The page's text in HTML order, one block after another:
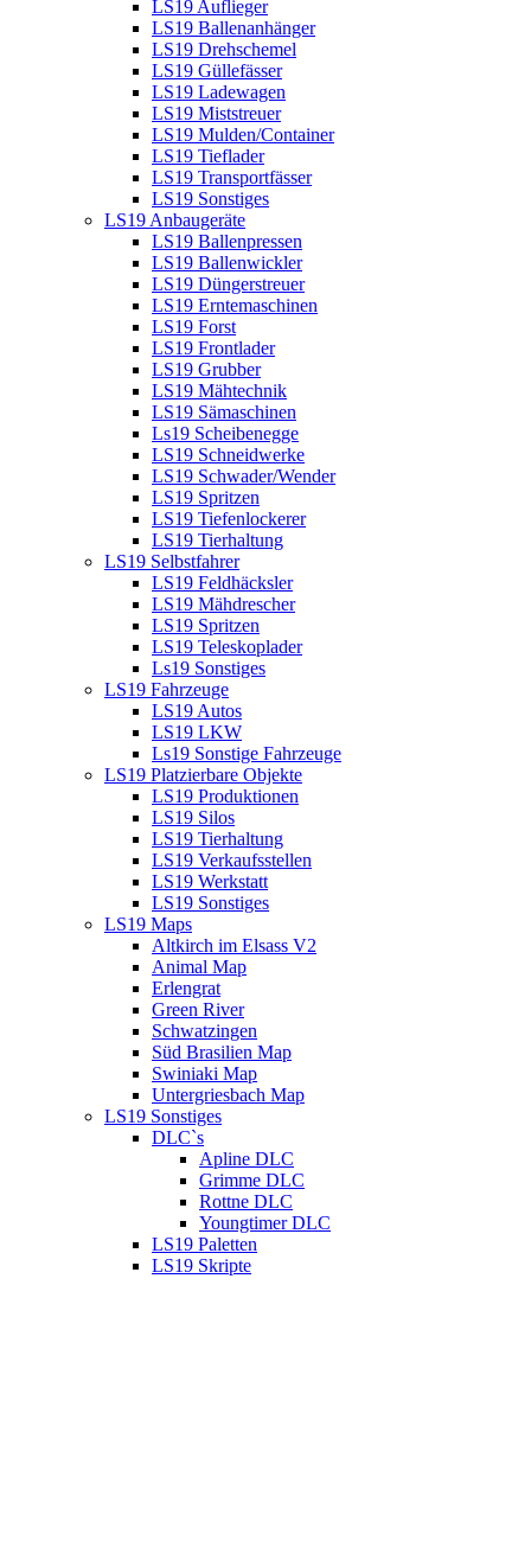
LS19 Auflieger
LS19 Ballenanhänger
LS19 Drehschemel
LS19 Güllefässer
LS19 Ladewagen
LS19 Miststreuer
LS19 Mulden/Container
LS19 Tieflader
LS19 Transportfässer
LS19 Sonstiges
LS19 Anbaugeräte
LS19 Ballenpressen
LS19 Ballenwickler
LS19 Düngerstreuer
LS19 Erntemaschinen
LS19 Forst
LS19 Frontlader
LS19 Grubber
LS19 Mähtechnik
LS19 Sämaschinen
Ls19 Scheibenegge
LS19 Schneidwerke
LS19 Schwader/Wender
LS19 Spritzen
LS19 Tiefenlockerer
LS19 Tierhaltung
LS19 Selbstfahrer
LS19 Feldhäcksler
LS19 Mähdrescher
LS19 Spritzen
LS19 Teleskoplader
Ls19 Sonstiges
LS19 Fahrzeuge
LS19 Autos
LS19 LKW
Ls19 Sonstige Fahrzeuge
LS19 Platzierbare Objekte
LS19 Produktionen
LS19 Silos
LS19 Tierhaltung
LS19 Verkaufsstellen
LS19 Werkstatt
LS19 Sonstiges
LS19 Maps
Altkirch im Elsass V2
Animal Map
Erlengrat
Green River
Schwatzingen
Süd Brasilien Map
Swiniaki Map
Untergriesbach Map
LS19 Sonstiges
DLC`s
Apline DLC
Grimme DLC
Rottne DLC
Youngtimer DLC
LS19 Paletten
LS19 Skripte